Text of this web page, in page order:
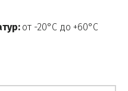
от -20°C до +60°C